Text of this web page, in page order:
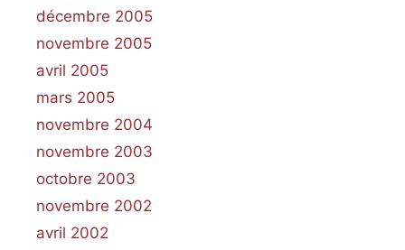
décembre 2005
novembre 2005
avril 2005
mars 2005
novembre 2004
novembre 2003
octobre 2003
novembre 2002
avril 2002